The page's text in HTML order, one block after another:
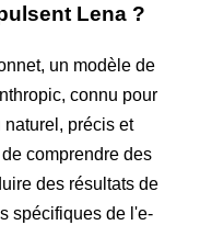
Lena ?
un modèle de
connu pour
précis et
comprendre des
des résultats de
spécifiques de l'e-